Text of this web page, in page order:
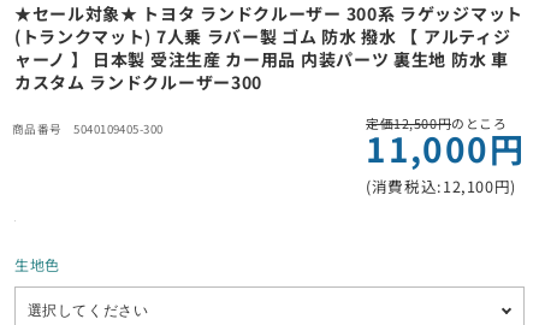
★セール対象★ トヨタ ランドクルーザー 300系 ラゲッジマット
(トランクマット) 7人乗 ラバー製 ゴム 防水 撥水 【 アルティジ
ャーノ 】 日本製 受注生産 カー用品 内装パーツ 裏生地 防水 車
カスタム ランドクルーザー300
5040109405-300 定価12,500円のところ
11,000円
(消費税込:12,100円)
生地色